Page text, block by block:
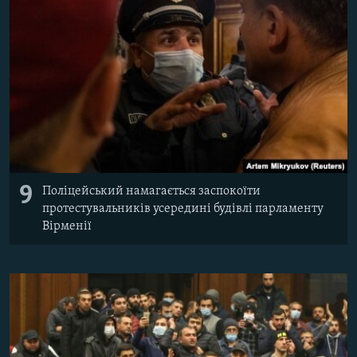
9
Поліцейський намагається заспокоїти
протестувальників усередині будівлі парламенту
Вірменії